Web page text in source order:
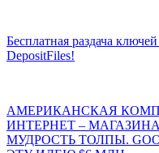
Бесплатная раздача
DepositFiles!
АМЕРИКАНСКАЯ
ИНТЕРНЕТ –
МУДРОСТЬ ТОЛПЫ.